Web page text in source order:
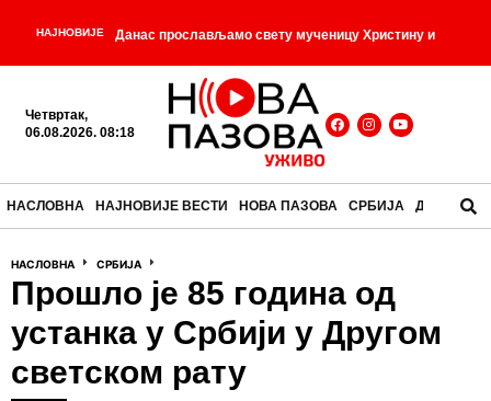
НАЈНОВИЈЕ Данас прослављамо свету мученицу Христину и
преподобног Поликарпа - Догодило се на данашњи
дан – 6. август - Дачић: На гашењу пожара у
- -
притисак воде у Старој Пазови
дочеку припадника МУП-а који су учествовали у
-
Четвртак,
06.08.2026. 08:18
НАСЛОВНА НАЈНОВИЈЕ ВЕСТИ НОВА ПАЗОВА СРБИЈА ДРУШТВО
НАСЛОВНА СРБИЈА
Прошло је 85 година од
устанка у Србији у Другом
светском рату